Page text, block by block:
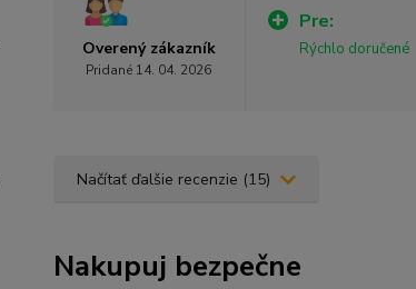
Overený zákazník
Pridané 14. 04. 2026
Pre:
Rýchlo doručené
Načítať ďalšie recenzie (15)
Nakupuj bezpečne